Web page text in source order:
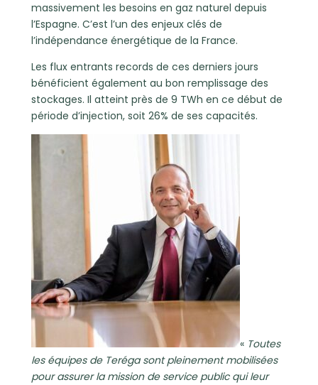
massivement les besoins en gaz naturel depuis
l’Espagne. C’est l’un des enjeux clés de
l’indépendance énergétique de la France.
Les flux entrants records de ces derniers jours
bénéficient également au bon remplissage des
stockages. Il atteint près de 9 TWh en ce début de
période d’injection, soit 26% de ses capacités.
« Toutes
les équipes de Teréga sont pleinement mobilisées
pour assurer la mission de service public qui leur